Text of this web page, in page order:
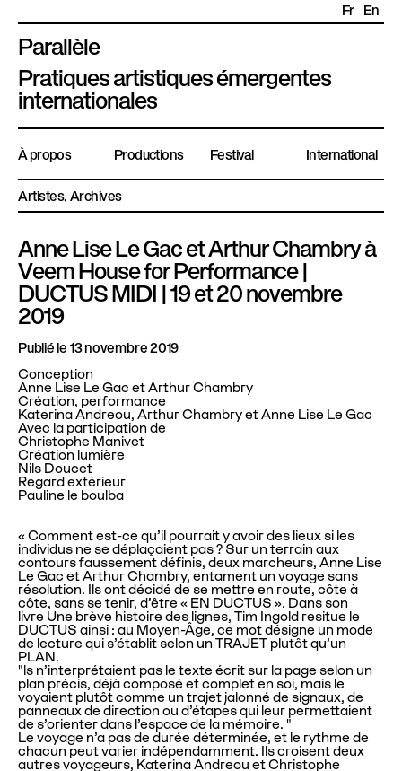
Parallèle
P
l
a
t
e
f
o
m
e
P
a
r
a
l
l
è
l
e
Pratiques artistiques émergentes
internationales
Fr En
À propos Productions Festival International
Artistes Archives
Anne Lise Le Gac et Arthur Chambry à
Veem House for Performance |
DUCTUS MIDI | 19 et 20 novembre
2019
Publié le 13 novembre 2019
Conception
Anne Lise Le Gac et Arthur Chambry
Création, performance
Katerina Andreou, Arthur Chambry et Anne Lise Le Gac
Avec la participation de
Christophe Manivet
Création lumière
Nils Doucet
Regard extérieur
Pauline le boulba
« Comment est-ce qu’il pourrait y avoir des lieux si les
individus ne se déplaçaient pas ? Sur un terrain aux
contours faussement définis, deux marcheurs, Anne Lise
Le Gac et Arthur Chambry, entament un voyage sans
résolution. Ils ont décidé de se mettre en route, côte à
côte, sans se tenir, d’être « EN DUCTUS ». Dans son
livre Une brève histoire des lignes, Tim Ingold resitue le
DUCTUS ainsi : au Moyen-Âge, ce mot désigne un mode
de lecture qui s’établit selon un TRAJET plutôt qu’un
PLAN.
"ls n’interprétaient pas le texte écrit sur la page selon un
plan précis, déjà composé et complet en soi, mais le
voyaient plutôt comme un trajet jalonné de signaux, de
panneaux de direction ou d’étapes qui leur permettaient
de s’orienter dans l’espace de la mémoire. "
Le voyage n’a pas de durée déterminée, et le rythme de
chacun peut varier indépendamment. Ils croisent deux
autres voyageurs, Katerina Andreou et Christophe